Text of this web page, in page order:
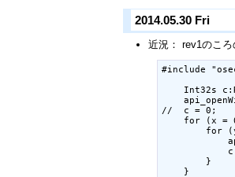
2014.05.30 Fri
近況： rev1のこ
#include
Int32s
//  c = 0;
for (x =
for
        }
    }